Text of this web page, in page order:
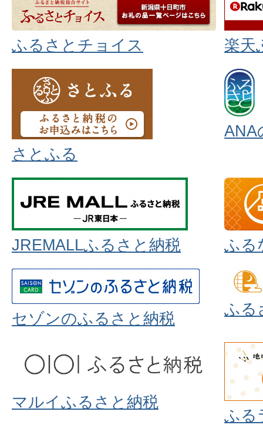
ふるさとチョイス 楽天
さとふる
ANA
JREMALLふるさと納税 ふる
セゾンのふるさと納税 ふる
マルイふるさと納税
ふる